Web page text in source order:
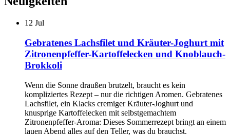
12 Jul
Gebratenes Lachsfilet und Kräuter-Joghurt mit
Zitronenpfeffer-Kartoffelecken und Knoblauch-
Brokkoli
Wenn die Sonne draußen brutzelt, braucht es kein
kompliziertes Rezept – nur die richtigen Aromen. Gebratenes
Lachsfilet, ein Klacks cremiger Kräuter-Joghurt und
knusprige Kartoffelecken mit selbstgemachtem
Zitronenpfeffer-Aroma: Dieses Sommerrezept bringt an einem
lauen Abend alles auf den Teller, was du brauchst.